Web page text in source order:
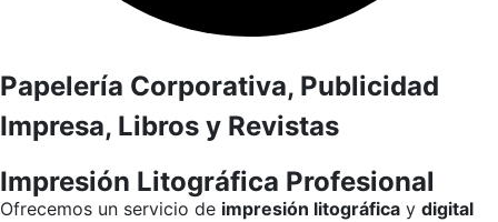
Papelería Corporativa, Publicidad
Impresa, Libros y Revistas
Impresión Litográfica Profesional
Ofrecemos un servicio de impresión litográfica y digital